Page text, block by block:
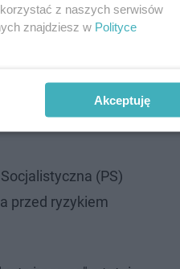
dnia we Francji
(PS)
przed ryzykiem
z naszych serwisów
znajdziesz w Polityce
Akceptuję